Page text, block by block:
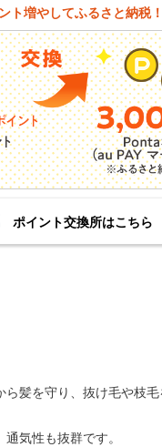
ト増やしてふるさと納税
ポイント交換所はこちら
ら髪を守り、抜け毛や枝毛
気性も抜群です。